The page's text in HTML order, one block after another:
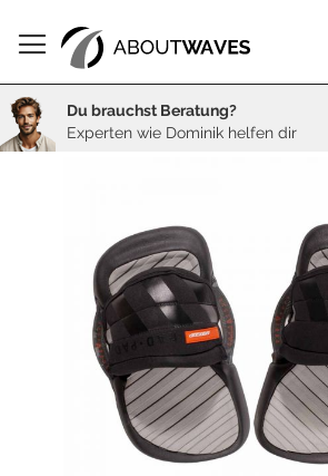
zum
Inhalt
Du brauchst Beratung?
Experten wie Dominik helfen dir